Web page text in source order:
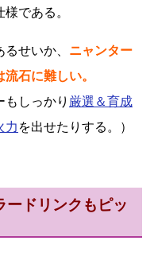
様である。
せいか、 ニャンター
石に難しい。
もしっかり 厳選＆育成
力 を出せたりする。）
ードリンクもピッ